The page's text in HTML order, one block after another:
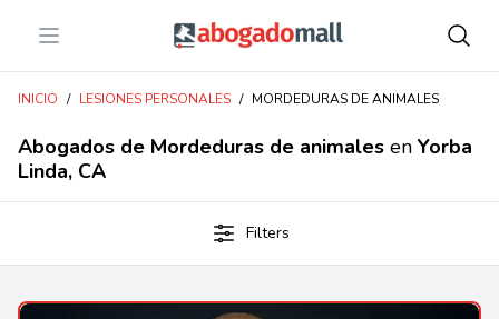
Open menu Abogadomall
INICIO / LESIONES PERSONALES / MORDEDURAS DE ANIMALES
Abogados de Mordeduras de animales en Yorba
Linda, CA
Filters